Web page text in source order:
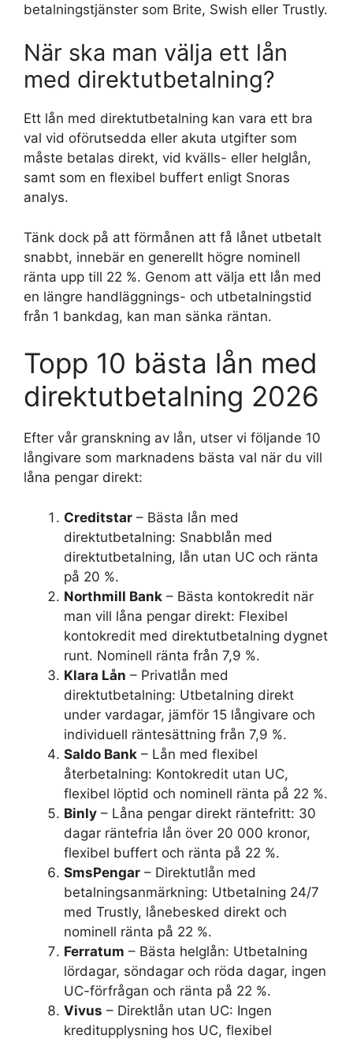
betalningstjänster som Brite, Swish eller Trustly.
När ska man välja ett lån
med direktutbetalning?
Ett lån med direktutbetalning kan vara ett bra
val vid oförutsedda eller akuta utgifter som
måste betalas direkt, vid kvälls- eller helglån,
samt som en flexibel buffert enligt Snoras
analys.
Tänk dock på att förmånen att få lånet utbetalt
snabbt, innebär en generellt högre nominell
ränta upp till 22 %. Genom att välja ett lån med
en längre handläggnings- och utbetalningstid
från 1 bankdag, kan man sänka räntan.
Topp 10 bästa lån med
direktutbetalning 2026
Efter vår granskning av lån, utser vi följande 10
långivare som marknadens bästa val när du vill
låna pengar direkt:
Creditstar – Bästa lån med
direktutbetalning: Snabblån med
direktutbetalning, lån utan UC och ränta
på 20 %.
Northmill Bank – Bästa kontokredit när
man vill låna pengar direkt: Flexibel
kontokredit med direktutbetalning dygnet
runt. Nominell ränta från 7,9 %.
Klara Lån – Privatlån med
direktutbetalning: Utbetalning direkt
under vardagar, jämför 15 långivare och
individuell räntesättning från 7,9 %.
Saldo Bank – Lån med flexibel
återbetalning: Kontokredit utan UC,
flexibel löptid och nominell ränta på 22 %.
Binly – Låna pengar direkt räntefritt: 30
dagar räntefria lån över 20 000 kronor,
flexibel buffert och ränta på 22 %.
SmsPengar – Direktutlån med
betalningsanmärkning: Utbetalning 24/7
med Trustly, lånebesked direkt och
nominell ränta på 22 %.
Ferratum – Bästa helglån: Utbetalning
lördagar, söndagar och röda dagar, ingen
UC-förfrågan och ränta på 22 %.
Vivus – Direktlån utan UC: Ingen
kreditupplysning hos UC, flexibel